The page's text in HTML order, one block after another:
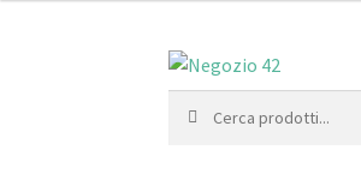
Vai
alla
navigazione
Vai
al
contenuto